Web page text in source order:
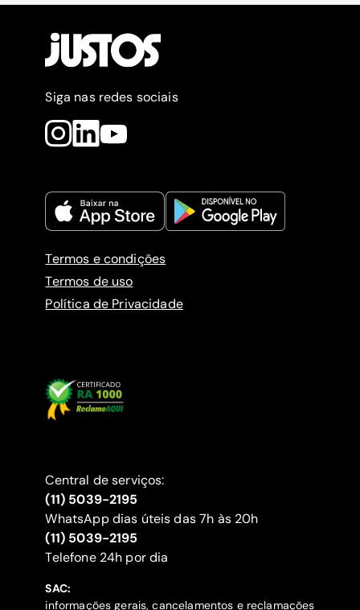
Siga nas redes sociais
Termos e condições
Termos de uso
Política de Privacidade
Central de serviços:
(11) 5039-2195
WhatsApp dias úteis das 7h às 20h
(11) 5039-2195
‍Telefone 24h por dia
SAC:
informações gerais, cancelamentos e reclamações